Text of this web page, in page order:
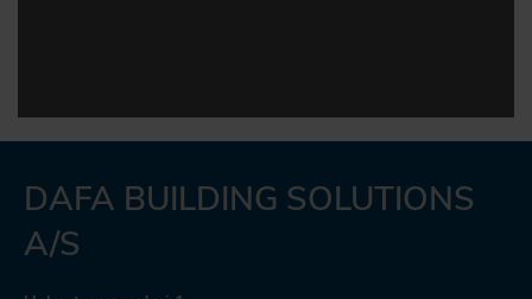
DAFA BUILDING SOLUTIONS
A/S